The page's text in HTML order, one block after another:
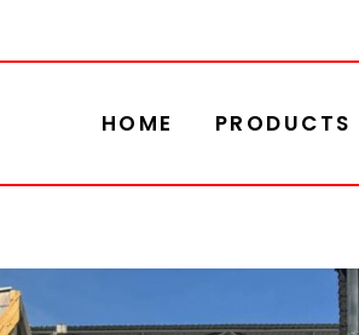
HOME PRODUCTS